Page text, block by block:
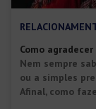
Como
Nem sempre
ou a simples
Afinal, como